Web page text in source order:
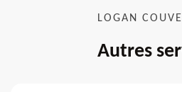
LOGAN
Autres